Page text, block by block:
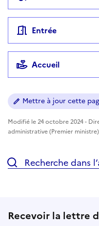
Entrée
Accueil
Mettre à jour cette
Modifié le 24 octobre 2024 -
administrative (Premier ministre)
Recherche dans
Recevoir la lettre